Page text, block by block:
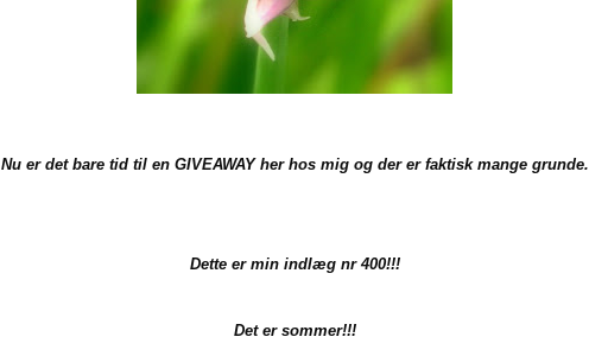
Nu er det bare tid til en GIVEAWAY her hos mig og der er faktisk mange grunde.
Dette er min indlæg nr 400!!!
Det er sommer!!!